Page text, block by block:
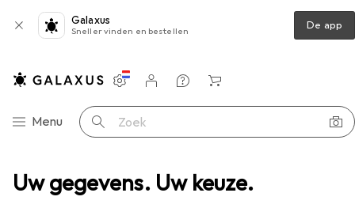
Uw gegevens. Uw keuze.
Galaxus
Sneller vinden en bestellen De app
Categorie navigatie
Menu Zoek op
Instellingen
Klantenaccount
Produktvergelijking
Verlanglijstje
Winkelmandje
Vibrators Shots 10 Speed Rechargeable Bullet